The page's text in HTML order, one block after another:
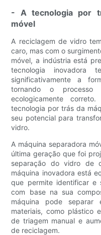
- A tecnologia por
móvel
A reciclagem de vidro
caro, mas com o
móvel, a indústria está
tecnologia inovadora
significativamente a
tornando o processo
ecologicamente
tecnologia por trás da
seu potencial para
vidro.
A máquina separadora
última geração que foi
separação do vidro de
máquina inovadora está
que permite identificar e
com base na sua
máquina pode
materiais, como plástico
de triagem manual e
de reciclagem.